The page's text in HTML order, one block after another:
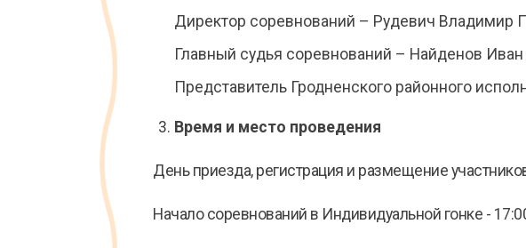
Директор соревнований – Рудевич Владимир
Главный судья соревнований – Найденов
Представитель Гродненского районного
Время и место проведения
День приезда, регистрация и размещение
Начало соревнований в Индивидуальной гонке -